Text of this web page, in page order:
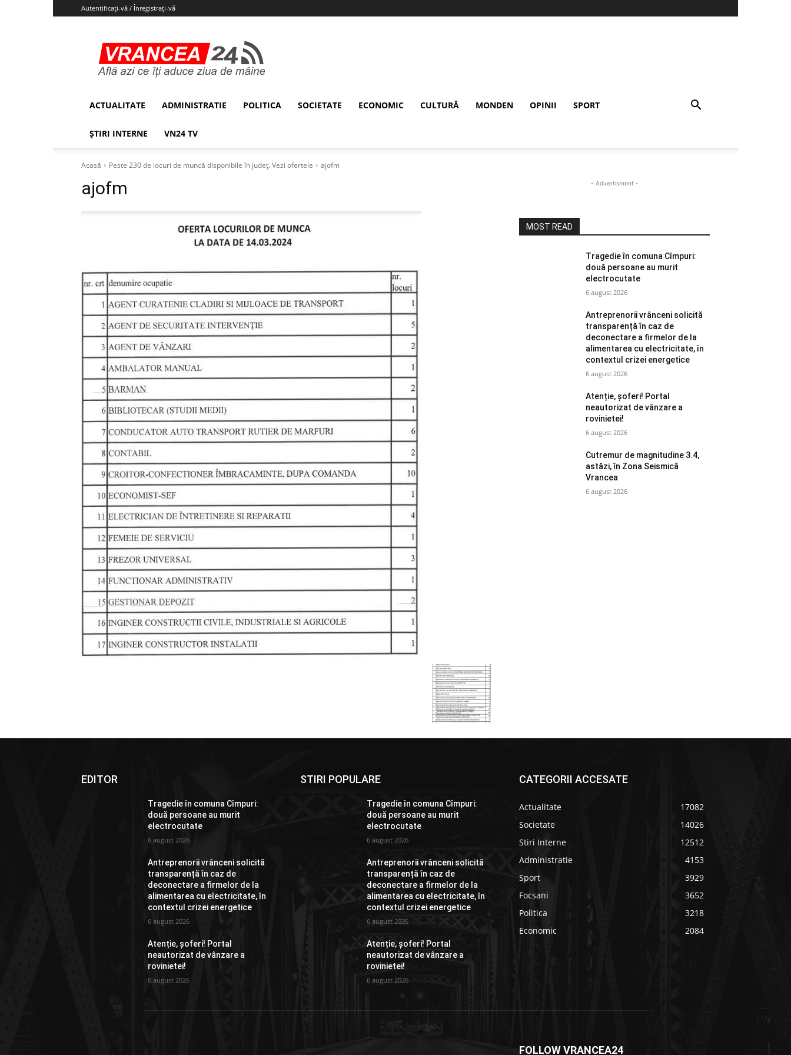
Autentificați-vă / Înregistrați-vă
ACTUALITATE ADMINISTRATIE POLITICA SOCIETATE ECONOMIC CULTURĂ MONDEN OPINII SPORT
ȘTIRI INTERNE VN24 TV
Acasă Peste 230 de locuri de muncă disponibile în județ. Vezi ofertele ajofm
ajofm - Advertisment -
MOST READ
Tragedie în comuna Cîmpuri:
două persoane au murit
electrocutate
6 august 2026
Antreprenorii vrânceni solicită
transparență în caz de
deconectare a firmelor de la
alimentarea cu electricitate, în
contextul crizei energetice
6 august 2026
Atenție, șoferi! Portal
neautorizat de vânzare a
rovinietei!
6 august 2026
Cutremur de magnitudine 3.4,
astăzi, în Zona Seismică
Vrancea
6 august 2026
EDITOR
Tragedie în comuna Cîmpuri:
două persoane au murit
electrocutate
6 august 2026
Antreprenorii vrânceni solicită
transparență în caz de
deconectare a firmelor de la
alimentarea cu electricitate, în
contextul crizei energetice
6 august 2026
Atenție, șoferi! Portal
neautorizat de vânzare a
rovinietei!
6 august 2026
STIRI POPULARE
Tragedie în comuna Cîmpuri:
două persoane au murit
electrocutate
6 august 2026
Antreprenorii vrânceni solicită
transparență în caz de
deconectare a firmelor de la
alimentarea cu electricitate, în
contextul crizei energetice
6 august 2026
Atenție, șoferi! Portal
neautorizat de vânzare a
rovinietei!
6 august 2026
CATEGORII ACCESATE
Actualitate
17082
Societate
14026
Stiri Interne
12512
Administratie
4153
Sport
3929
Focsani
3652
Politica
3218
Economic
2084
FOLLOW VRANCEA24